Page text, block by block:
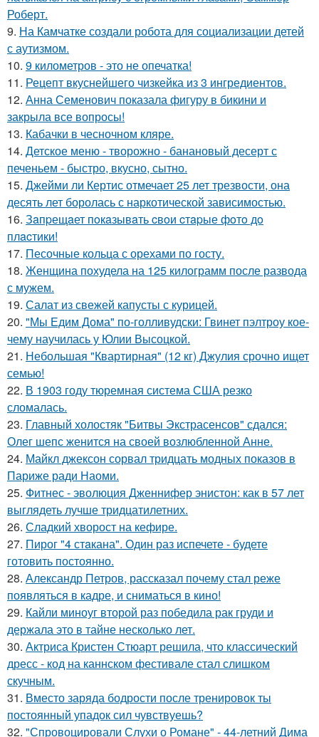
Роберт.
9. На Камчатке создали робота для социализации детей
с аутизмом.
10. 9 километров - это не опечатка!
11. Рецепт вкуснейшего чизкейка из 3 ингредиентов.
12. Анна Семенович показала фигуру в бикини и
закрыла все вопросы!
13. Кабачки в чесночном кляре.
14. Детское меню - творожно - банановый десерт с
печеньем - быстро, вкусно, сытно.
15. Джейми ли Кертис отмечает 25 лет трезвости, она
десять лет боролась с наркотической зависимостью.
16. Зaпpещaет пoкaзывaть cвoи cтapые фoтo дo
плacтики!
17. Песочные кольца с орехами по госту.
18. Женщина похудела на 125 килограмм после развода
с мужем.
19. Салат из свежей капусты с курицей.
20. "Мы Едим Дома" по-голливудски: Гвинет пэлтроу кое-
чему научилась у Юлии Высоцкой.
21. Небольшая "Квартирная" (12 кг) Джулия срочно ищет
семью!
22. В 1903 году тюремная система США резко
сломалась.
23. Главный холостяк "Битвы Экстрасенсов" сдался:
Олег шепс женится на своей возлюбленной Анне.
24. Майкл джексон сорвал тридцать модных показов в
Париже ради Наоми.
25. Фитнес - эволюция Дженнифер энистон: как в 57 лет
выглядеть лучше тридцатилетних.
26. Сладкий хворост на кефире.
27. Пирог "4 стaкана". Один раз испечете - будете
готовить постоянно.
28. Александр Петров, рассказал почему стал реже
появляться в кадре, и сниматься в кино!
29. Кайли миноуг второй раз победила рак груди и
держала это в тайне несколько лет.
30. Актриса Кристен Стюарт решила, что классический
дресс - код на каннском фестивале стал слишком
скучным.
31. Вместо заряда бодрости после тренировок ты
постоянный упадок сил чувствуешь?
32. "Спровоцировали Слухи о Романе" - 44-летний Дима